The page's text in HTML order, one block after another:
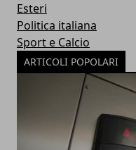
Esteri
Politica italiana
Sport e Calcio
ARTICOLI POPOLARI